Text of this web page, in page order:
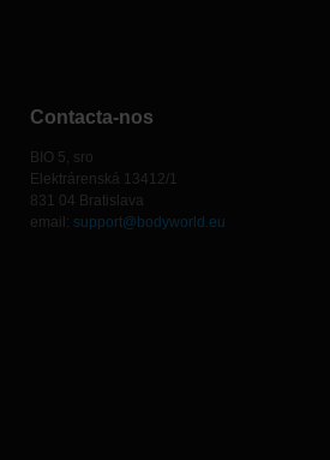
Contacta-nos
BIO 5, sro
Elektrárenská 13412/1
831 04 Bratislava
email: support@bodyworld.eu